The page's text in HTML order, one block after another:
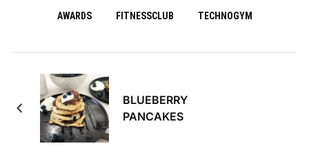
AWARDS FITNESSCLUB TECHNOGYM
BLUEBERRY
PANCAKES